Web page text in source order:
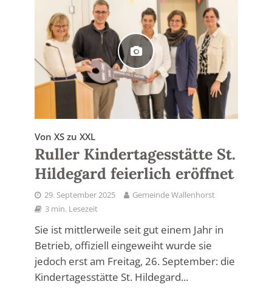
Von XS zu XXL
Ruller Kindertagesstätte St.
Hildegard feierlich eröffnet
29. September 2025
Gemeinde Wallenhorst
3 min. Lesezeit
Sie ist mittlerweile seit gut einem Jahr in
Betrieb, offiziell eingeweiht wurde sie
jedoch erst am Freitag, 26. September: die
Kindertagesstätte St. Hildegard...